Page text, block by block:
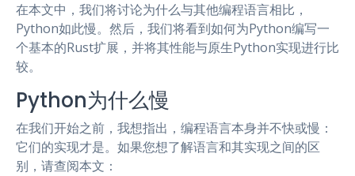
在本文中，我们将讨论为什么与其他编程语言相比，
Python如此慢。然后，我们将看到如何为Python编写一
个基本的Rust扩展，并将其性能与原生Python实现进行比
较。
Python为什么慢
在我们开始之前，我想指出，编程语言本身并不快或慢：
它们的实现才是。如果您想了解语言和其实现之间的区
别，请查阅本文：